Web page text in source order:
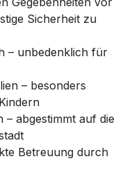
Sicherheit zu
– unbedenklich für
– besonders
abgestimmt auf die
Betreuung durch